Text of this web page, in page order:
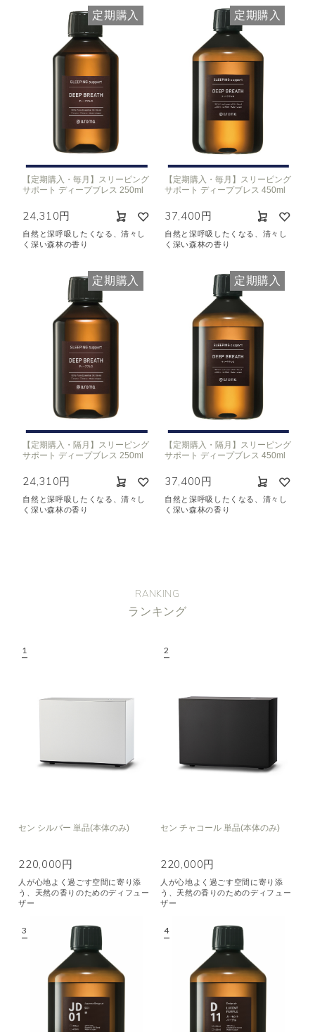
定期購入
【定期購入・毎月】スリーピング
サポート ディープブレス 250ml
24,310円
自然と深呼吸したくなる、清々し
く深い森林の香り
定期購入
【定期購入・毎月】スリーピング
サポート ディープブレス 450ml
37,400円
自然と深呼吸したくなる、清々し
く深い森林の香り
定期購入
【定期購入・隔月】スリーピング
サポート ディープブレス 250ml
24,310円
自然と深呼吸したくなる、清々し
く深い森林の香り
定期購入
【定期購入・隔月】スリーピング
サポート ディープブレス 450ml
37,400円
自然と深呼吸したくなる、清々し
く深い森林の香り
RANKING
ランキング
セン シルバー 単品(本体のみ)
220,000円
人が心地よく過ごす空間に寄り添
う、天然の香りのためのディフュー
ザー
セン チャコール 単品(本体のみ)
220,000円
人が心地よく過ごす空間に寄り添
う、天然の香りのためのディフュー
ザー